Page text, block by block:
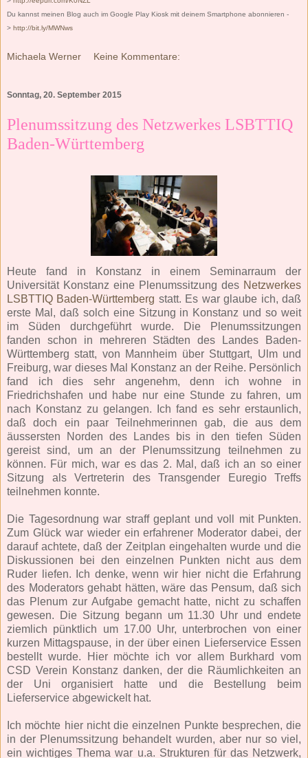
Du kannst meinen Blog auch im Google Play Kiosk mit deinem Smartphone abonnieren -
> http://bit.ly/MWNws
Michaela Werner Keine Kommentare:
Sonntag, 20. September 2015
Plenumssitzung des Netzwerkes LSBTTIQ
Baden-Württemberg
Heute fand in Konstanz in einem Seminarraum der
Universität Konstanz eine Plenumssitzung des Netzwerkes
LSBTTIQ Baden-Württemberg statt. Es war glaube ich, daß
erste Mal, daß solch eine Sitzung in Konstanz und so weit
im Süden durchgeführt wurde. Die Plenumssitzungen
fanden schon in mehreren Städten des Landes Baden-
Württemberg statt, von Mannheim über Stuttgart, Ulm und
Freiburg, war dieses Mal Konstanz an der Reihe. Persönlich
fand ich dies sehr angenehm, denn ich wohne in
Friedrichshafen und habe nur eine Stunde zu fahren, um
nach Konstanz zu gelangen. Ich fand es sehr erstaunlich,
daß doch ein paar Teilnehmerinnen gab, die aus dem
äussersten Norden des Landes bis in den tiefen Süden
gereist sind, um an der Plenumssitzung teilnehmen zu
können. Für mich, war es das 2. Mal, daß ich an so einer
Sitzung als Vertreterin des Transgender Euregio Treffs
teilnehmen konnte.
Die Tagesordnung war straff geplant und voll mit Punkten.
Zum Glück war wieder ein erfahrener Moderator dabei, der
darauf achtete, daß der Zeitplan eingehalten wurde und die
Diskussionen bei den einzelnen Punkten nicht aus dem
Ruder liefen. Ich denke, wenn wir hier nicht die Erfahrung
des Moderators gehabt hätten, wäre das Pensum, daß sich
das Plenum zur Aufgabe gemacht hatte, nicht zu schaffen
gewesen. Die Sitzung begann um 11.30 Uhr und endete
ziemlich pünktlich um 17.00 Uhr, unterbrochen von einer
kurzen Mittagspause, in der über einen Lieferservice Essen
bestellt wurde. Hier möchte ich vor allem Burkhard vom
CSD Verein Konstanz danken, der die Räumlichkeiten an
der Uni organisiert hatte und die Bestellung beim
Lieferservice abgewickelt hat.
Ich möchte hier nicht die einzelnen Punkte besprechen, die
in der Plenumssitzung behandelt wurden, aber nur so viel,
ein wichtiges Thema war u.a. Strukturen für das Netzwerk,